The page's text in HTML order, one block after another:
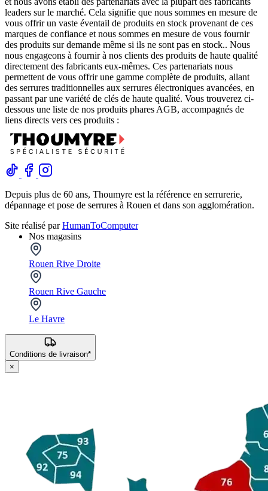
leaders sur le marché. Cela signifie que nous sommes en mesure de
vous offrir un vaste éventail de produits en stock provenant de ces
marques de confiance et nous sommes en mesure de vous fournir
des produits sur demande même si ils ne sont pas en stock.. Nous
nous engageons à fournir à nos clients des produits de haute qualité
directement des fabricants eux-mêmes. Ces partenariats nous
permettent de vous offrir une gamme complète de produits, allant
des serrures traditionnelles aux serrures électroniques avancées, en
passant par une variété de clés de haute qualité. Vous trouverez ci-
dessous une liste de nos produits phares AGB, accompagnés de
liens directs vers ces produits :
Depuis plus de 60 ans, Thoumyre est la référence en serrurerie,
dépannage et pose de serrures à Rouen et dans son agglomération.
Site réalisé parHumanToComputer
Nos magasins
Rouen Rive Droite
Rouen Rive Gauche
Le Havre
Conditions de livraison*
×